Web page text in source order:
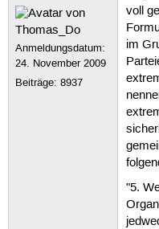
Anmeldungsdatum:
24. November 2009
Beiträge:8937
voll
im
"5.